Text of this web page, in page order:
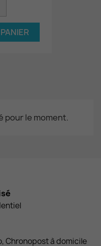
pour le moment.
Chronopost à domicile